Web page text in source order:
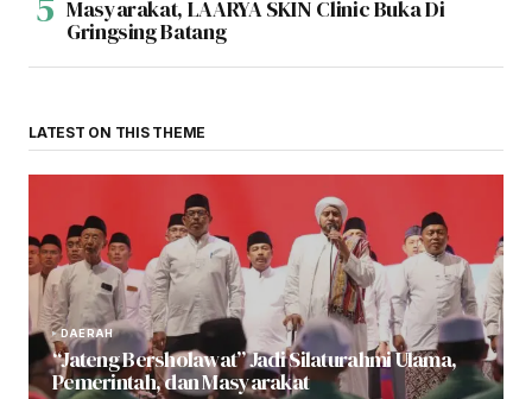
Masyarakat, LAARYA SKIN Clinic Buka Di
Gringsing Batang
LATEST ON THIS THEME
DAERAH
“Jateng Bersholawat” Jadi Silaturahmi Ulama,
Pemerintah, dan Masyarakat